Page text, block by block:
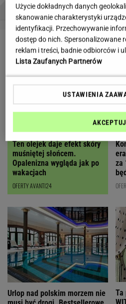
PROBLEMY POLSKICH SIATKARZY ZNAK
LETNIE
Ten olejek daje efekt skóry
muśniętej słońcem.
Opalenizna wygląda jak po
wakacjach
OFERTY AVANTI24
za
Urlop nad polskim morzem nie
Ta
Użycie dokładnych danych
skanowanie charakterystyki
identyfikacji. Przechowywanie
dostęp do nich. Spersonalizowane
reklam i treści, badnie odbiorców i
Lista Zaufanych Partnerów
USTAWIENIA